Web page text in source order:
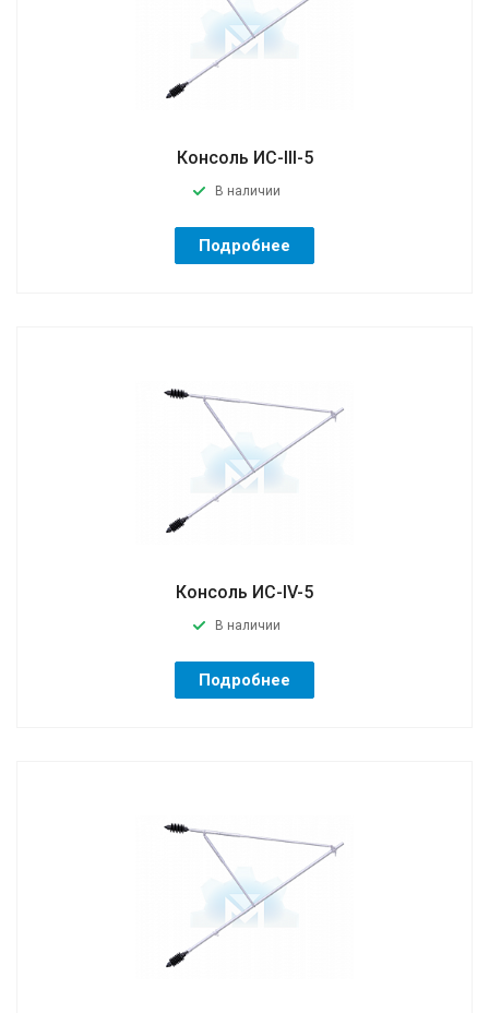
Консоль ИС-III-5
В наличии
Подробнее
Консоль ИС-IV-5
В наличии
Подробнее